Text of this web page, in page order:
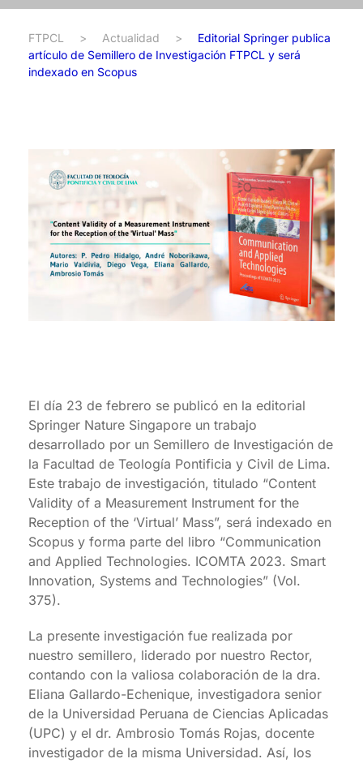
FTPCL > Actualidad >
Editorial Springer publica
artículo de Semillero de Investigación FTPCL y será
indexado en Scopus
El día 23 de febrero se publicó en la editorial
Springer Nature Singapore un trabajo
desarrollado por un Semillero de Investigación de
la Facultad de Teología Pontificia y Civil de Lima.
Este trabajo de investigación, titulado “Content
Validity of a Measurement Instrument for the
Reception of the ‘Virtual’ Mass”, será indexado en
Scopus y forma parte del libro “Communication
and Applied Technologies. ICOMTA 2023. Smart
Innovation, Systems and Technologies” (Vol.
375).
La presente investigación fue realizada por
nuestro semillero, liderado por nuestro Rector,
contando con la valiosa colaboración de la dra.
Eliana Gallardo-Echenique, investigadora senior
de la Universidad Peruana de Ciencias Aplicadas
(UPC) y el dr. Ambrosio Tomás Rojas, docente
investigador de la misma Universidad. Así, los